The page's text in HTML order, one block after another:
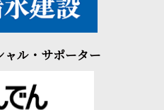
ャル・サポーター